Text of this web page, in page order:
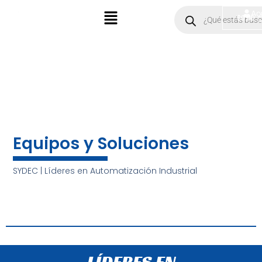
Menú
search
$0.00
Equipos y Soluciones
SYDEC | Líderes en Automatización Industrial